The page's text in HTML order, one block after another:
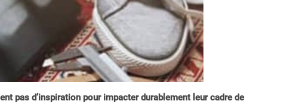
pas d’inspiration pour impacter durablement leur cadre de